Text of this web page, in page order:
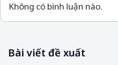
Không có bình luận nào.
Bài viết đề xuất